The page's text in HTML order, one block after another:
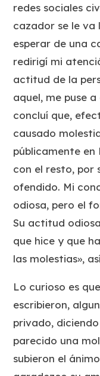
redes sociales
cazador se le va
esperar de una
redirigí mi
actitud de la
aquel, me puse
concluí que,
causado
públicamente en
con el resto, por
ofendido. Mi
odiosa, pero el
Su actitud
que hice y que
las molestias»,
Lo curioso es
escribieron,
privado,
parecido una
subieron el